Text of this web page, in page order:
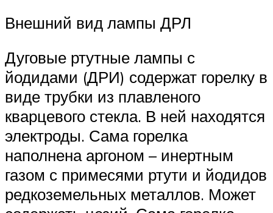
Внешний вид лампы ДРЛ
Дуговые ртутные лампы с
йодидами (ДРИ) содержат горелку в
виде трубки из плавленого
кварцевого стекла. В ней находятся
электроды. Сама горелка
наполнена аргоном – инертным
газом с примесями ртути и йодидов
редкоземельных металлов. Может